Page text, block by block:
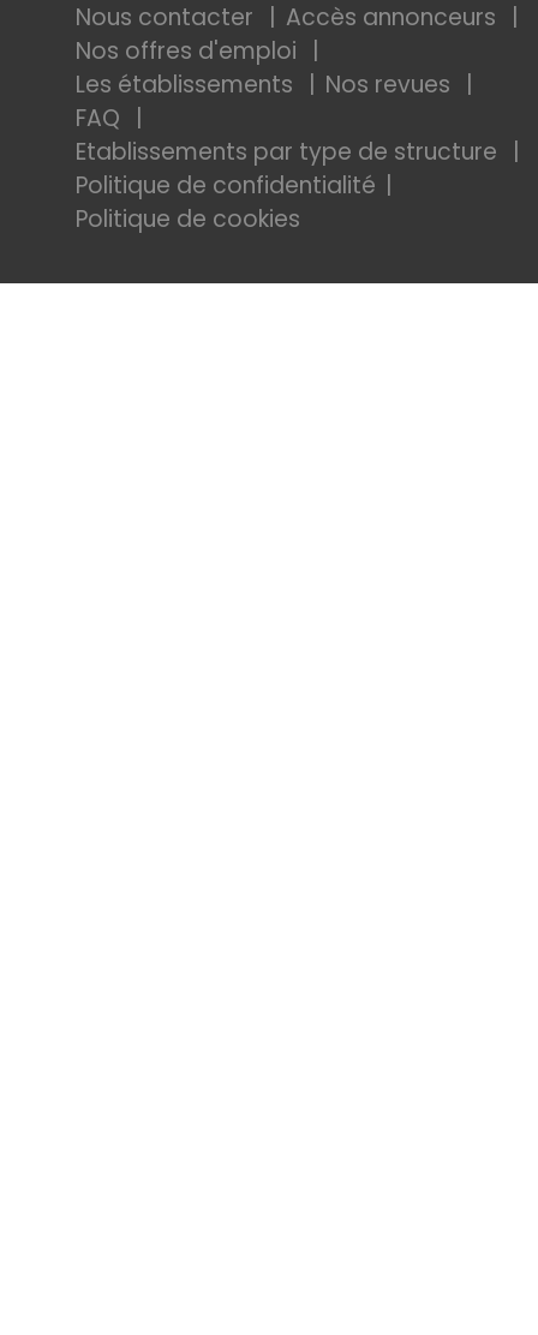
Nous contacter
Accès annonceurs
Nos offres d'emploi
Les établissements
Nos revues
FAQ
Etablissements par type de structure
Politique de confidentialité
Politique de cookies